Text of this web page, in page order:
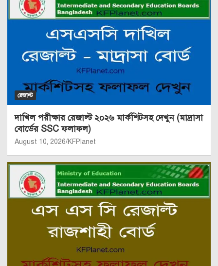
রেজাল্ট
দাখিল পরীক্ষার রেজাল্ট ২০২৬ মার্কশিটসহ দেখুন (মাদ্রাসা
বোর্ডের SSC ফলাফল)
August 10, 2026 KFPlanet